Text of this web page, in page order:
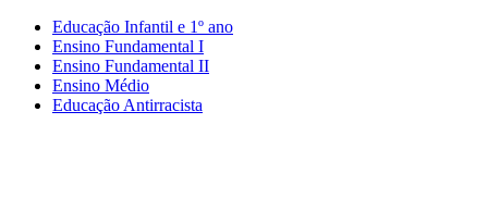
Educação Infantil e 1º ano
Ensino Fundamental I
Ensino Fundamental II
Ensino Médio
Educação Antirracista